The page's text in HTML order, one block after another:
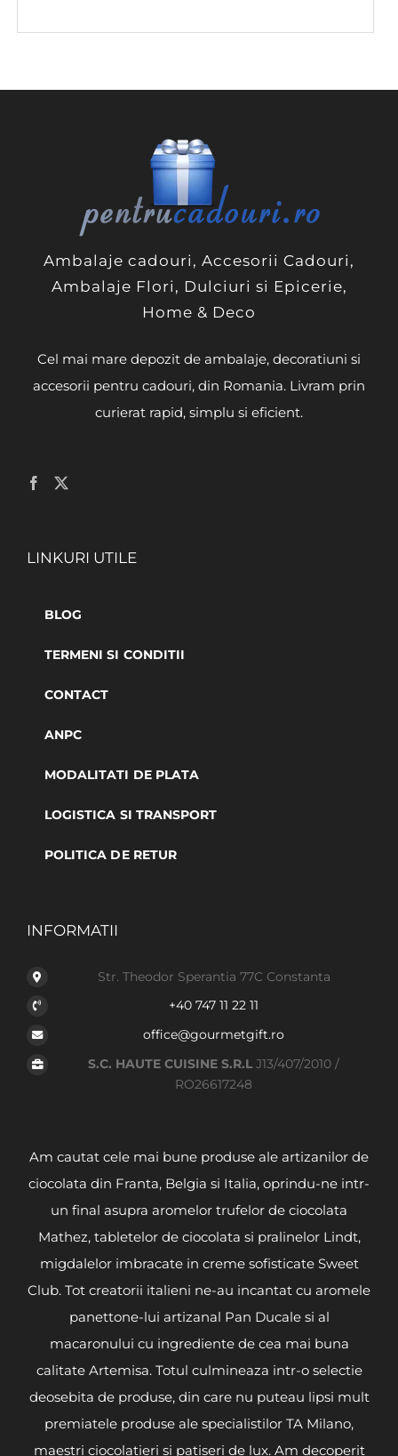
Ambalaje cadouri, Accesorii Cadouri,
Ambalaje Flori, Dulciuri si Epicerie,
Home & Deco
Cel mai mare depozit de ambalaje, decoratiuni si
accesorii pentru cadouri, din Romania. Livram prin
curierat rapid, simplu si eficient.
LINKURI UTILE
BLOG
TERMENI SI CONDITII
CONTACT
ANPC
MODALITATI DE PLATA
LOGISTICA SI TRANSPORT
POLITICA DE RETUR
INFORMATII
Str. Theodor Sperantia 77C Constanta
+40 747 11 22 11
office@gourmetgift.ro
S.C. HAUTE CUISINE S.R.LJ13/407/2010 /
RO26617248
Am cautat cele mai bune produse ale artizanilor de
ciocolata din Franta, Belgia si Italia, oprindu-ne intr-
un final asupra aromelor trufelor de ciocolata
Mathez, tabletelor de ciocolata si pralinelor Lindt,
migdalelor imbracate in creme sofisticate Sweet
Club. Tot creatorii italieni ne-au incantat cu aromele
panettone-lui artizanal Pan Ducale si al
macaronului cu ingrediente de cea mai buna
calitate Artemisa. Totul culmineaza intr-o selectie
deosebita de produse, din care nu puteau lipsi mult
premiatele produse ale specialistilor TA Milano,
maestri ciocolatieri si patiseri de lux. Am decoperit